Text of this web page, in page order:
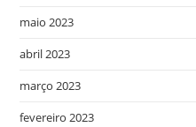
maio 2023
abril 2023
março 2023
fevereiro 2023